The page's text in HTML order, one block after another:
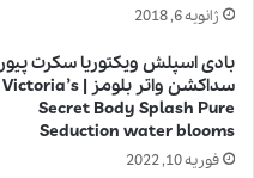
ژانویه 6, 2018
بادی اسپلش ویکتوریا سکرت پیور
سداکشن واتر بلومز | Victoria’s
Secret Body Splash Pure
Seduction water blooms
فوریه 10, 2022